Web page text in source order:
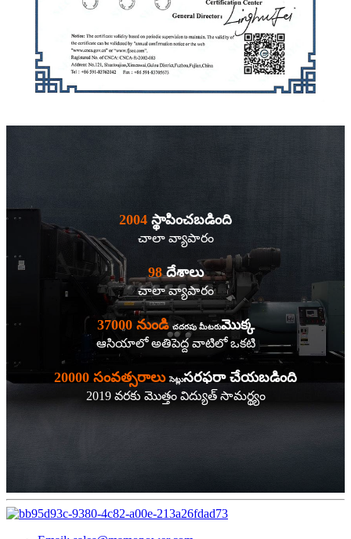
2004 స్థాపించబడింది
చాలా వ్యాపారం
98 దేశాలు
చాలా వ్యాపారం
37000 నుండి చదరపు మీటరుమొక్క
ఆసియాలో అతిపెద్ద వాటిలో ఒకటి
20000 సంవత్సరాలు సెట్లుసరఫరా చేయబడింది
2019 వరకు మొత్తం విద్యుత్ సామర్థ్యం